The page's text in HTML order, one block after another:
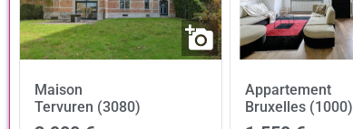
Maison
Tervuren (3080)
Appartement
Bruxelles (1000)